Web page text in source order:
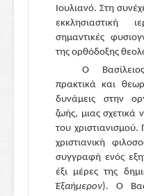
Ιουλιανό. Στη
εκκλησιαστική
σημαντικές
της ορθόδοξης
Ο
πρακτικά και
δυνάμεις στην
ζωής, μιας σχετικά
του
χριστιανική
συγγραφή ενός
έξι μέρες της
Ἑξαήμερον). Ο